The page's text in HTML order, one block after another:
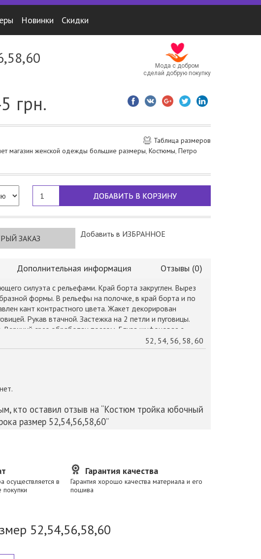
Новинки Скидки
Мода с добром
сделай добрую покупку
грн.
Таблица размеров
магазин женской одежды большие размеры,Костюмы,Петро
ДОБАВИТЬ В КОРЗИНУ
ЗАКАЗ Добавить в ИЗБРАННОЕ
Дополнительная информация Отзывы (0)
силуэта с рельефами. Край борта закруглен. Вырез
формы. В рельефы на полочке, в край борта и по
кант контрастного цвета. Жакет декорирован
Рукав втачной. Застежка на 2 петли и пуговицы.
Верхний срез обработан поясом. Блуза шифоновая с
округлой формы, декорирована «жабо». Рукав
3/4, расклешенный к низу со сборкой. Горловина и низ
52, 54, 56, 58, 60
кто оставил отзыв на “Костюм тройка юбочный
размер 52,54,56,58,60”
осуществляется в
Гарантия качества
Гарантия хорошо качества материала и его
пошива
52,54,56,58,60